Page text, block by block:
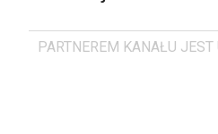
PARTNEREM KANAŁU